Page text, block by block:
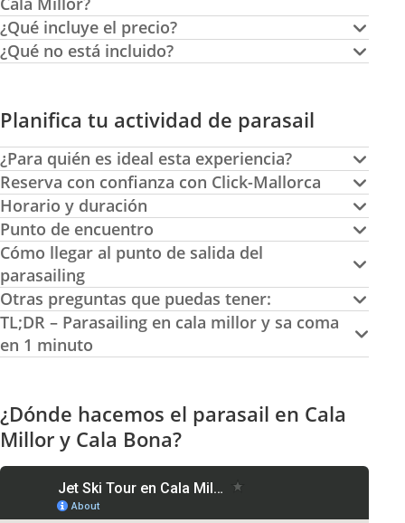
¿Qué incluye el precio?
¿Qué no está incluido?
Planifica tu actividad de parasail
¿Para quién es ideal esta experiencia?
Reserva con confianza con Click-Mallorca
Horario y duración
Punto de encuentro
Cómo llegar al punto de salida del
parasailing
Otras preguntas que puedas tener:
TL;DR – Parasailing en cala millor y sa coma
en 1 minuto
¿Dónde hacemos el parasail en Cala
Millor y Cala Bona?